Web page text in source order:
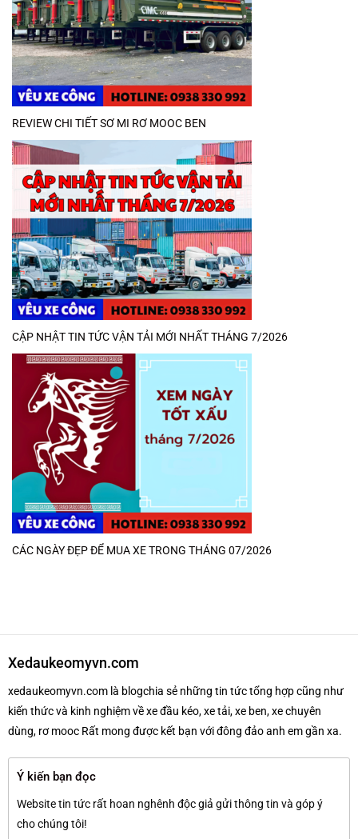
REVIEW CHI TIẾT SƠ MI RƠ MOOC BEN
CẬP NHẬT TIN TỨC VẬN TẢI MỚI NHẤT THÁNG 7/2026
CÁC NGÀY ĐẸP ĐỂ MUA XE TRONG THÁNG 07/2026
Xedaukeomyvn.com
xedaukeomyvn.com là blogchia sẻ những tin tức tổng hợp cũng như
kiến thức và kinh nghiệm về xe đầu kéo, xe tải, xe ben, xe chuyên
dùng, rơ mooc Rất mong được kết bạn với đông đảo anh em gần xa.
Ý kiến bạn đọc
Website tin tức rất hoan nghênh độc giả gửi thông tin và góp ý
cho chúng tôi!